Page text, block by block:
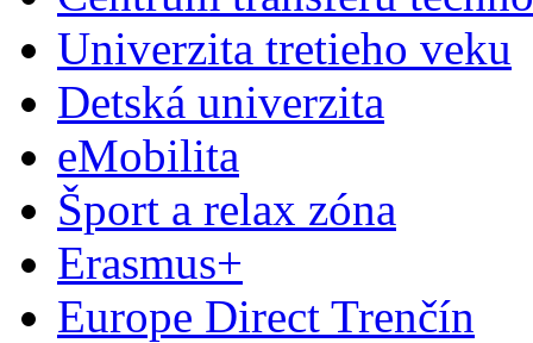
Univerzita tretieho veku
Detská univerzita
eMobilita
Šport a relax zóna
Erasmus+
Europe Direct Trenčín